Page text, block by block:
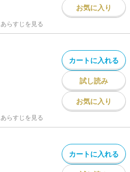
お気に入り
あらすじを見る
カートに入れる
試し読み
お気に入り
あらすじを見る
カートに入れる